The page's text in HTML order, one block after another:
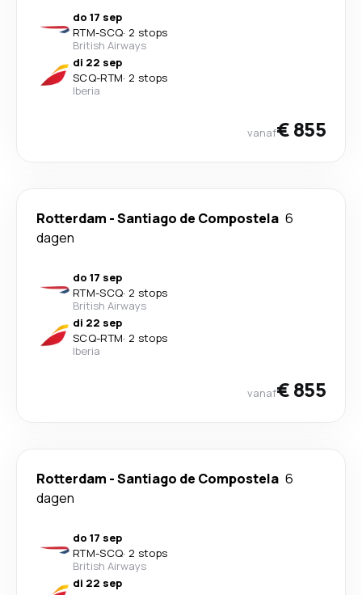
do 17 sep
RTM-SCQ· 2 stops
British Airways
di 22 sep
SCQ-RTM· 2 stops
Iberia
vanaf€ 855
Rotterdam -Santiago de Compostela 6
dagen
do 17 sep
RTM-SCQ· 2 stops
British Airways
di 22 sep
SCQ-RTM· 2 stops
Iberia
vanaf€ 855
Rotterdam -Santiago de Compostela 6
dagen
do 17 sep
RTM-SCQ· 2 stops
British Airways
di 22 sep